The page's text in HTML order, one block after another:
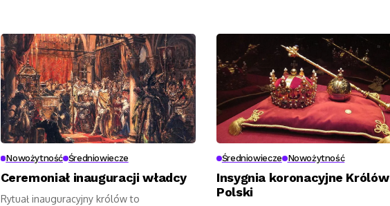
Nowożytność Średniowiecze
Ceremoniał inauguracji władcy
Rytuał inauguracyjny królów to
Średniowiecze Nowożytność
Insygnia koronacyjne Królów
Polski